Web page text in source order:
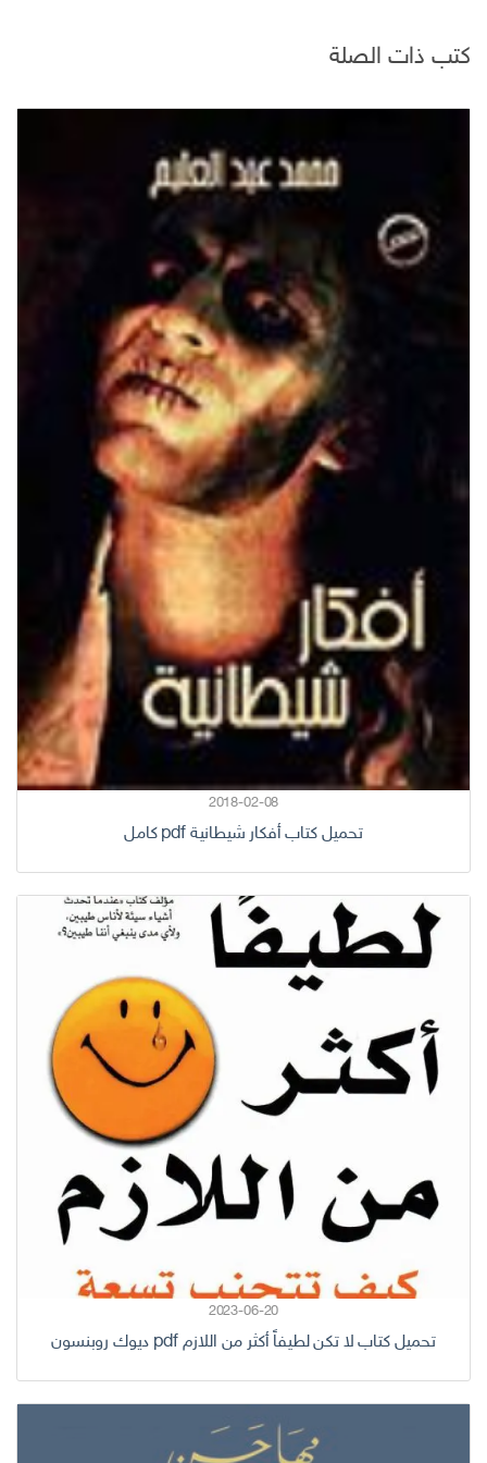
كتب ذات الصلة
2018-02-08
تحميل كتاب أفكار شيطانية pdf كامل
2023-06-20
تحميل كتاب لا تكن لطيفاً أكثر من اللازم pdf ديوك روبنسون